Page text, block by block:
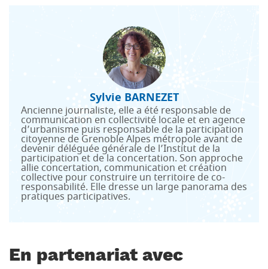
Sylvie BARNEZET
Ancienne journaliste, elle a été responsable de
communication en collectivité locale et en agence
d’urbanisme puis responsable de la participation
citoyenne de Grenoble Alpes métropole avant de
devenir déléguée générale de l’Institut de la
participation et de la concertation. Son approche
allie concertation, communication et création
collective pour construire un territoire de co-
responsabilité. Elle dresse un large panorama des
pratiques participatives.
En partenariat avec